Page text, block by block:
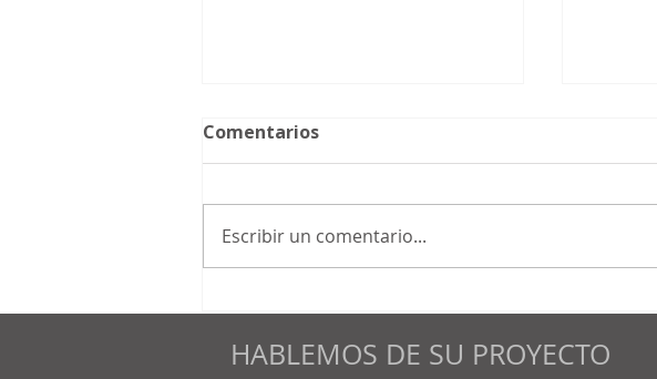
Comentarios
Escribir un comentario...
HABLEMOS DE SU PROYECTO